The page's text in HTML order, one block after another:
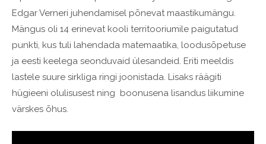
Edgar Verneri juhendamisel põnevat maastikumängu.
Mängus oli 14 erinevat kooli territooriumile paigutatud
punkti, kus tuli lahendada matemaatika, loodusõpetuse
ja eesti keelega seonduvaid ülesandeid. Eriti meeldis
lastele suure sirkliga ringi joonistada. Lisaks räägiti
hügieeni olulisusest ning boonusena lisandus liikumine
värskes õhus.